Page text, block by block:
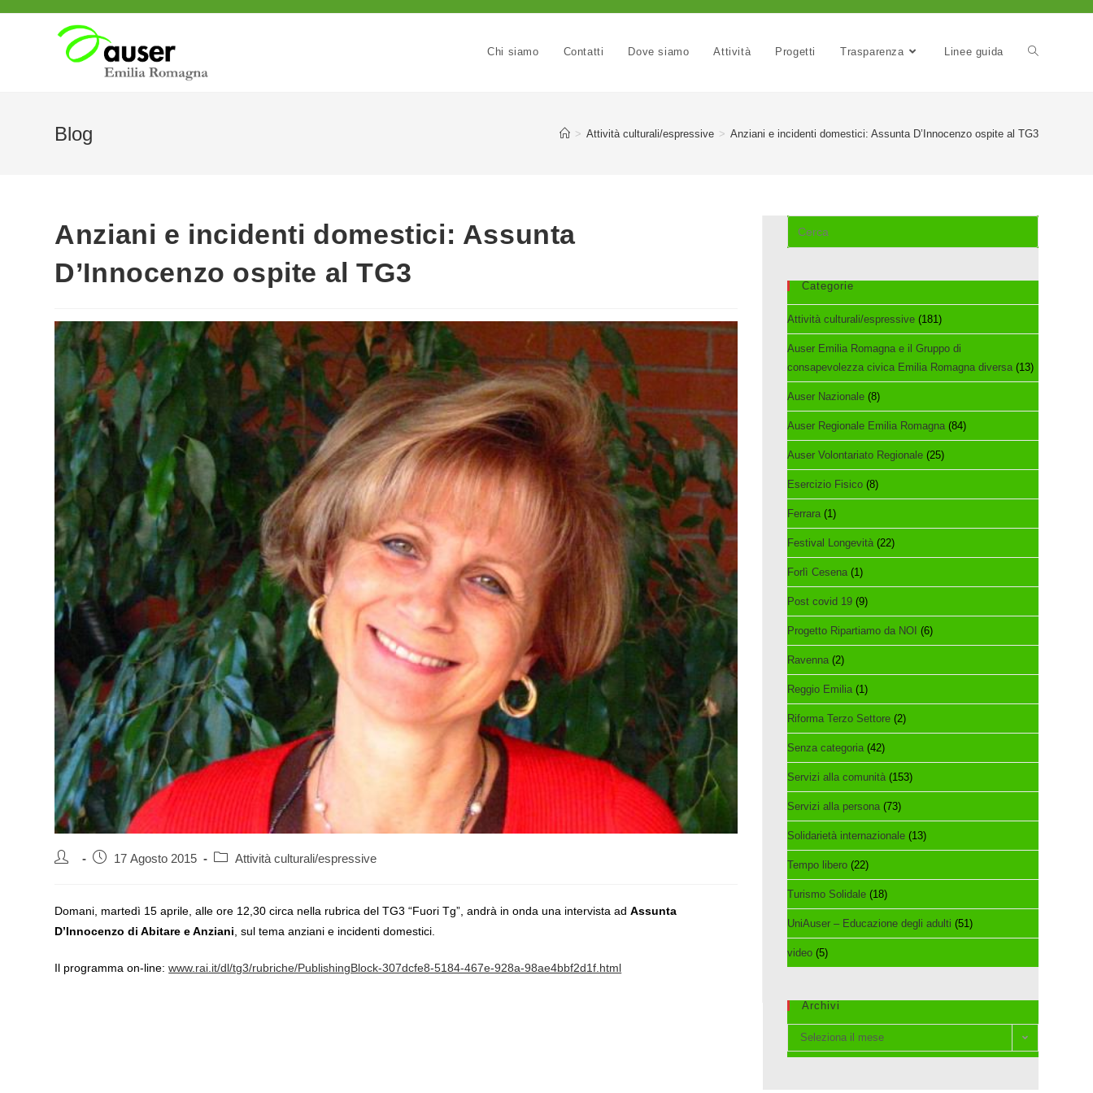
Chi siamo Contatti Dove siamo Attività Progetti Trasparenza Linee guida
Blog > Attività culturali/espressive > Anziani e incidenti domestici: Assunta D’Innocenzo ospite al TG3
Anziani e incidenti domestici: Assunta
D’Innocenzo ospite al TG3
Autore Articolo17 Agosto 2015
Categoria
Attività culturali/espressive
Domani, martedì 15 aprile, alle ore 12,30 circa nella rubrica del TG3 “Fuori Tg”, andrà in onda una intervista adAssunta
D’Innocenzo di Abitare e Anziani , sul tema anziani e incidenti domestici.
Il programma on-line:www.rai.it/dl/tg3/rubriche/PublishingBlock-307dcfe8-5184-467e-928a-98ae4bbf2d1f.html
nel
webCategorie
Attività culturali/espressive (181)
Auser Emilia Romagna e il Gruppo di
consapevolezza civica Emilia Romagna diversa (13)
Auser Nazionale (8)
Auser Regionale Emilia Romagna (84)
Auser Volontariato Regionale (25)
Esercizio Fisico (8)
Ferrara (1)
Festival Longevità (22)
Forlì Cesena (1)
Post covid 19 (9)
Progetto Ripartiamo da NOI (6)
Ravenna (2)
Reggio Emilia (1)
Riforma Terzo Settore (2)
Senza categoria (42)
Servizi alla comunità (153)
Servizi alla persona (73)
Solidarietà internazionale (13)
Tempo libero (22)
Turismo Solidale (18)
UniAuser – Educazione degli adulti (51)
video (5)
Archivi
Archivi
Seleziona il mese